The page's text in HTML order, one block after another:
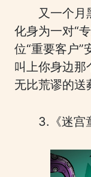
又一个月
化身为一对“
位“重要客户”
叫上你身边那
无比荒谬的送
3.《迷宫